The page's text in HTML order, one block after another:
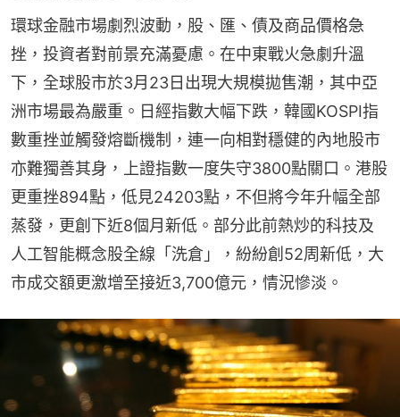
環球金融市場劇烈波動，股、匯、債及商品價格急
挫，投資者對前景充滿憂慮。在中東戰火急劇升溫
下，全球股市於3月23日出現大規模拋售潮，其中亞
洲市場最為嚴重。日經指數大幅下跌，韓國KOSPI指
數重挫並觸發熔斷機制，連一向相對穩健的內地股市
亦難獨善其身，上證指數一度失守3800點關口。港股
更重挫894點，低見24203點，不但將今年升幅全部
蒸發，更創下近8個月新低。部分此前熱炒的科技及
人工智能概念股全線「洗倉」，紛紛創52周新低，大
市成交額更激增至接近3,700億元，情況慘淡。